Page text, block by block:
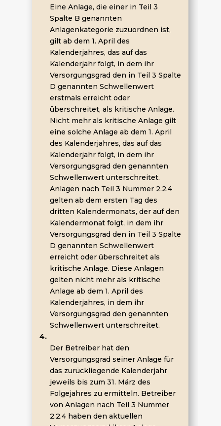
Eine Anlage, die einer in Teil 3
Spalte B genannten
Anlagenkategorie zuzuordnen ist,
gilt ab dem 1. April des
Kalenderjahres, das auf das
Kalenderjahr folgt, in dem ihr
Versorgungsgrad den in Teil 3 Spalte
D genannten Schwellenwert
erstmals erreicht oder
überschreitet, als kritische Anlage.
Nicht mehr als kritische Anlage gilt
eine solche Anlage ab dem 1. April
des Kalenderjahres, das auf das
Kalenderjahr folgt, in dem ihr
Versorgungsgrad den genannten
Schwellenwert unterschreitet.
Anlagen nach Teil 3 Nummer 2.2.4
gelten ab dem ersten Tag des
dritten Kalendermonats, der auf den
Kalendermonat folgt, in dem ihr
Versorgungsgrad den in Teil 3 Spalte
D genannten Schwellenwert
erreicht oder überschreitet als
kritische Anlage. Diese Anlagen
gelten nicht mehr als kritische
Anlage ab dem 1. April des
Kalenderjahres, in dem ihr
Versorgungsgrad den genannten
Schwellenwert unterschreitet.
4.
Der Betreiber hat den
Versorgungsgrad seiner Anlage für
das zurückliegende Kalenderjahr
jeweils bis zum 31. März des
Folgejahres zu ermitteln. Betreiber
von Anlagen nach Teil 3 Nummer
2.2.4 haben den aktuellen